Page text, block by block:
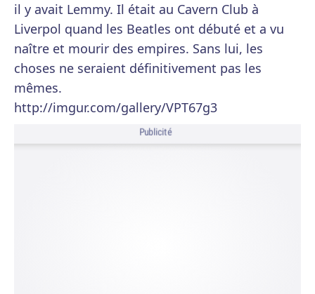
il y avait Lemmy. Il était au Cavern Club à
Liverpol quand les Beatles ont débuté et a vu
naître et mourir des empires. Sans lui, les
choses ne seraient définitivement pas les
mêmes.
http://imgur.com/gallery/VPT67g3
Publicité